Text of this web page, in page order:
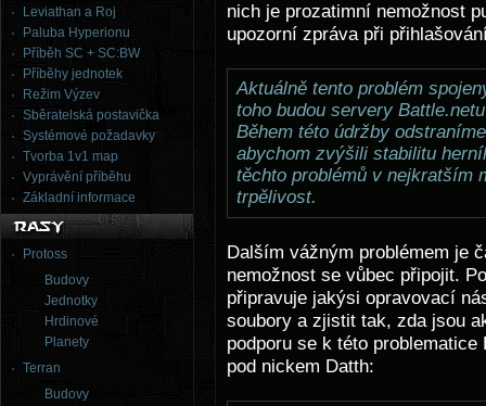
Leviathan a Roj
Paluba Hyperionu
Příběh SC + SC:BW
Příběhy jednotek
Režim Výzev
Sběratelská postavička
Systémové požadavky
Tvorba 1v1 map
Vyprávění příběhu
Základní informace
Protoss
Budovy
Jednotky
Hrdinové
Planety
Terran
Budovy
nich je prozatimní nemožnost
upozorní zpráva při
Aktuálně tento problém
toho budou servery
Během této údržby
abychom zvýšili stabilitu
těchto problémů v nejkratším
trpělivost.
Dalším vážným problémem je
nemožnost se vůbec připojit.
připravuje jakýsi opravovací
soubory a zjistit tak, zda jsou
podporu se k této
pod nickem Datth: